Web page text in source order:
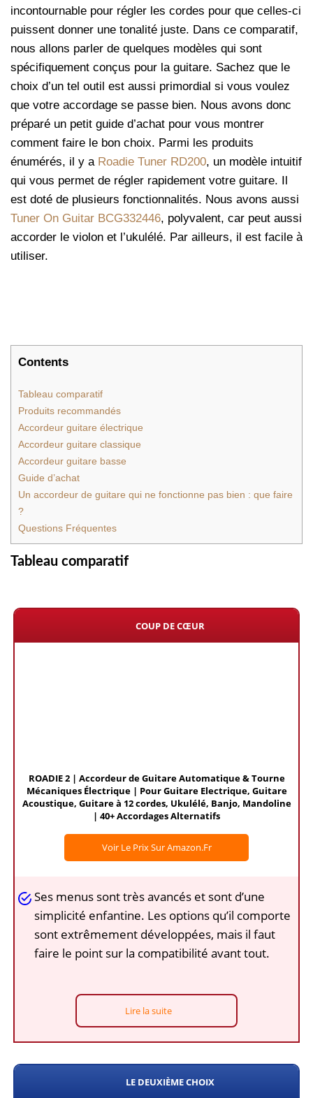
incontournable pour régler les cordes pour que celles-ci
puissent donner une tonalité juste. Dans ce comparatif,
nous allons parler de quelques modèles qui sont
spécifiquement conçus pour la guitare. Sachez que le
choix d’un tel outil est aussi primordial si vous voulez
que votre accordage se passe bien. Nous avons donc
préparé un petit guide d’achat pour vous montrer
comment faire le bon choix. Parmi les produits
énumérés, il y a Roadie Tuner RD200, un modèle intuitif
qui vous permet de régler rapidement votre guitare. Il
est doté de plusieurs fonctionnalités. Nous avons aussi
Tuner On Guitar BCG332446, polyvalent, car peut aussi
accorder le violon et l’ukulélé. Par ailleurs, il est facile à
utiliser.
Contents
Tableau comparatif
Produits recommandés
Accordeur guitare électrique
Accordeur guitare classique
Accordeur guitare basse
Guide d’achat
Un accordeur de guitare qui ne fonctionne pas bien : que faire
?
Questions Fréquentes
Tableau comparatif
COUP DE CŒUR
ROADIE 2 | Accordeur de Guitare Automatique & Tourne
Mécaniques Électrique | Pour Guitare Electrique, Guitare
Acoustique, Guitare à 12 cordes, Ukulélé, Banjo, Mandoline
| 40+ Accordages Alternatifs
Voir Le Prix Sur Amazon.fr
Ses menus sont très avancés et sont d’une
simplicité enfantine. Les options qu’il comporte
sont extrêmement développées, mais il faut
faire le point sur la compatibilité avant tout.
Lire la suite
LE DEUXIÈME CHOIX